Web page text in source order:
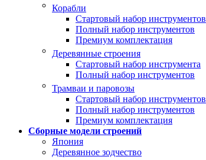
Корабли
Стартовый набор инструментов
Полный набор инструментов
Премиум комплектация
Деревянные строения
Стартовый набор инструмента
Полный набор инструментов
Трамваи и паровозы
Стартовый набор инструментов
Полный набор инструментов
Премиум комплектация
Сборные модели строений
Япония
Деревянное зодчество